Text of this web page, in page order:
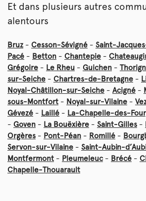
Et dans plusieurs autres
alentours
Bruz - Cesson-Sévigné - Saint-
Pacé - Betton - Chantepie -
Grégoire - Le Rheu - Guichen -
sur-Seiche - Chartres-de-Bretagne -
Noyal-Châtillon-sur-Seiche - Acigné -
sous-Montfort - Noyal-sur-Vilaine -
Gévezé - Laillé - La-Chapelle-des-
- Goven - La Bouëxière - Saint-Gilles -
Orgères - Pont-Péan - Romillé -
Servon-sur-Vilaine - Saint-Aubin-
Montfermont - Pleumeleuc- Brécé -
Chapelle-Thouarault